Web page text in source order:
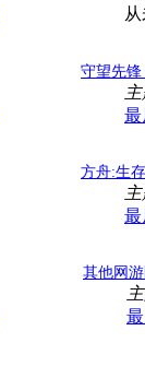
守望先锋
最
方舟:生
最
其他网